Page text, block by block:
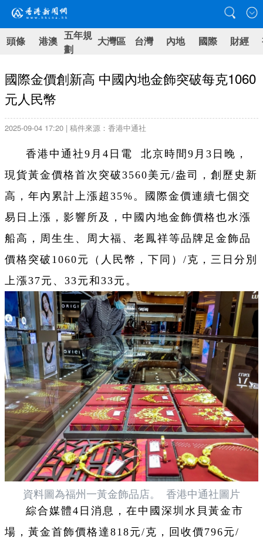
頭條 港澳 五年規
劃
大灣區 台灣 內地 國際 財經
國際金價創新高 中國內地金飾突破每克1060
元人民幣
2025-09-04 17:20 | 稿件來源：香港中通社
香港中通社9月4日電 北京時間9月3日晚，
現貨黃金價格首次突破3560美元/盎司，創歷史新
高，年內累計上漲超35%。國際金價連續七個交
易日上漲，影響所及，中國內地金飾價格也水漲
船高，周生生、周大福、老鳳祥等品牌足金飾品
價格突破1060元（人民幣，下同）/克，三日分別
上漲37元、33元和33元。
資料圖為福州一黃金飾品店。 香港中通社圖片
綜合媒體4日消息，在中國深圳水貝黃金市
場，黃金首飾價格達818元/克，回收價796元/